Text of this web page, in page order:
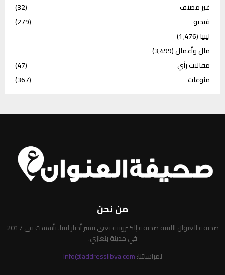
غير مصنف
(32)
فيديو
(279)
ليبيا(1٬476)
مال وأعمال(3٬499)
مقالات رأي
(47)
منوعات
(367)
من نحن
صحيفة العنوان الليبية صحيفة إلكترونية تعني بنشر أخبار ليبيا. تأسست في 2017
في مدينة بنغازي.
لمراسلتنا:info@addresslibya.com